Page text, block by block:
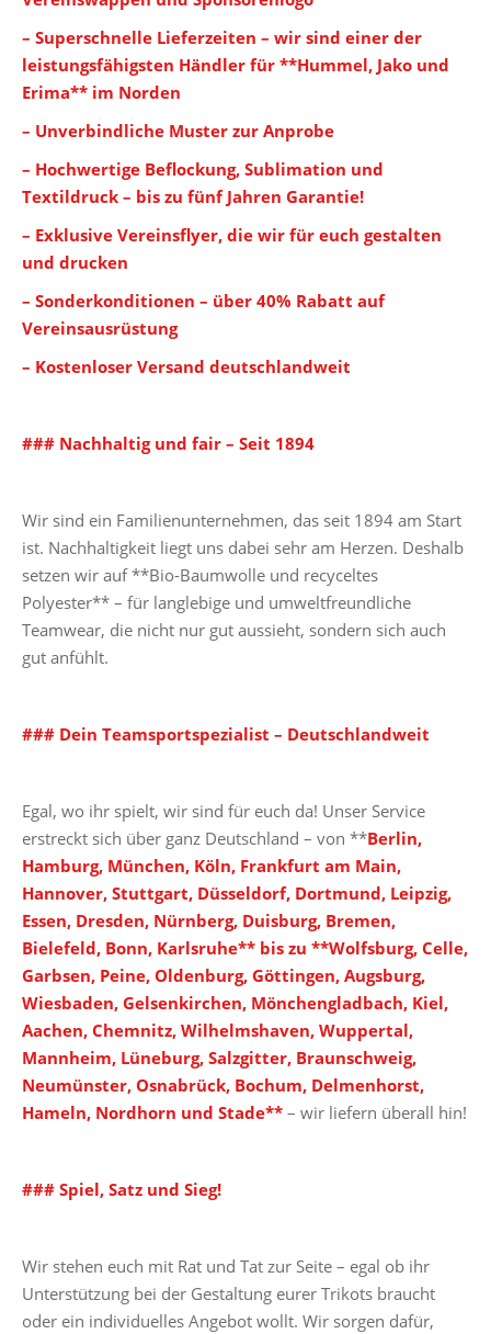
– Superschnelle Lieferzeiten – wir sind einer der
leistungsfähigsten Händler für **Hummel, Jako und
Erima** im Norden
– Unverbindliche Muster zur Anprobe
– Hochwertige Beflockung, Sublimation und
Textildruck – bis zu fünf Jahren Garantie!
– Exklusive Vereinsflyer, die wir für euch gestalten
und drucken
– Sonderkonditionen – über 40% Rabatt auf
Vereinsausrüstung
– Kostenloser Versand deutschlandweit
### Nachhaltig und fair – Seit 1894
Wir sind ein Familienunternehmen, das seit 1894 am Start
ist. Nachhaltigkeit liegt uns dabei sehr am Herzen. Deshalb
setzen wir auf **Bio-Baumwolle und recyceltes
Polyester** – für langlebige und umweltfreundliche
Teamwear, die nicht nur gut aussieht, sondern sich auch
gut anfühlt.
### Dein Teamsportspezialist – Deutschlandweit
Egal, wo ihr spielt, wir sind für euch da! Unser Service
erstreckt sich über ganz Deutschland – von **Berlin,
Hamburg, München, Köln, Frankfurt am Main,
Hannover, Stuttgart, Düsseldorf, Dortmund, Leipzig,
Essen, Dresden, Nürnberg, Duisburg, Bremen,
Bielefeld, Bonn, Karlsruhe** bis zu **Wolfsburg, Celle,
Garbsen, Peine, Oldenburg, Göttingen, Augsburg,
Wiesbaden, Gelsenkirchen, Mönchengladbach, Kiel,
Aachen, Chemnitz, Wilhelmshaven, Wuppertal,
Mannheim, Lüneburg, Salzgitter, Braunschweig,
Neumünster, Osnabrück, Bochum, Delmenhorst,
Hameln, Nordhorn und Stade** – wir liefern überall hin!
### Spiel, Satz und Sieg!
Wir stehen euch mit Rat und Tat zur Seite – egal ob ihr
Unterstützung bei der Gestaltung eurer Trikots braucht
oder ein individuelles Angebot wollt. Wir sorgen dafür,